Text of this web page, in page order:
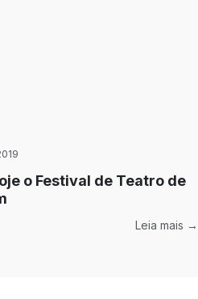
o Festival de Teatro de
Leia mais →